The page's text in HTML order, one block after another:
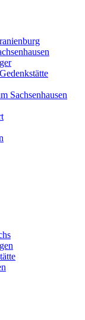
Sachsenhausen